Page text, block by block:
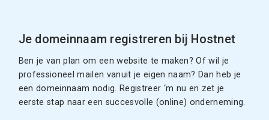
Je domeinnaam registreren bij Hostnet
Ben je van plan om een website te maken? Of wil je
professioneel mailen vanuit je eigen naam? Dan heb je
een domeinnaam nodig. Registreer ‘m nu en zet je
eerste stap naar een succesvolle (online) onderneming.